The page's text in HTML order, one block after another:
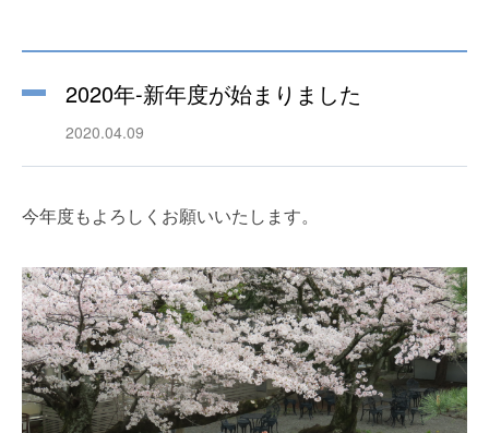
2020年-新年度が始まりました
2020.04.09
今年度もよろしくお願いいたします。